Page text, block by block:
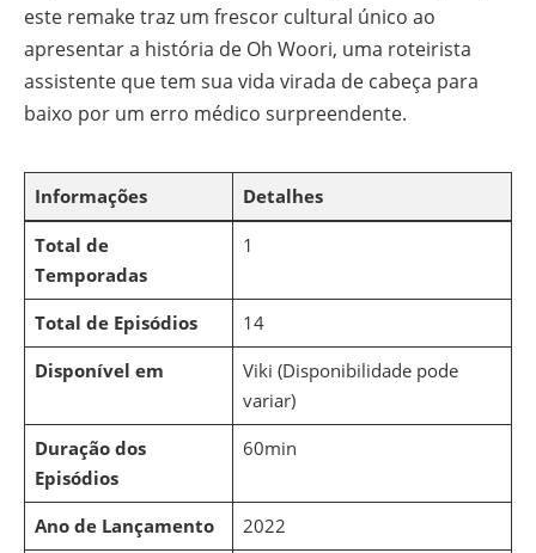
este remake traz um frescor cultural único ao
apresentar a história de Oh Woori, uma roteirista
assistente que tem sua vida virada de cabeça para
baixo por um erro médico surpreendente.
Informações Detalhes
Total de
Temporadas
1
Total de Episódios
14
Disponível em
Viki (Disponibilidade pode
variar)
Duração dos
Episódios
60min
Ano de Lançamento
2022